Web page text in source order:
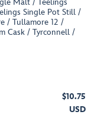
Malt / Teelings
Single Pot Still /
/ Tullamore 12 /
Cask / Tyrconnell /
$10.75
USD